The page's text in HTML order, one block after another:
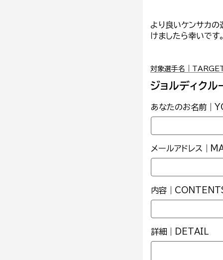
より良いケンサカ
けましたら幸いです。
対象選手名｜
ジョルディクル
あなたのお名前｜
メールアドレス｜
内容｜
詳細｜DETAIL